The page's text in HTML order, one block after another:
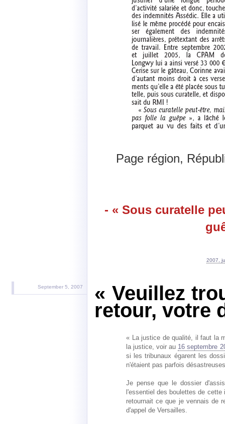
Page région,
- « Sous curatelle
2007,
September 5, 2007 « Veuillez
retour, votre
« La justice de qualité, il faut la
la justice, voir au 16 septembre
si les tribunaux égarent les
n'étaient pas parfois
Je pense que le dossier
l'essentiel des boulettes de
retournait ce que je vennais de
d'appel de Versailles.